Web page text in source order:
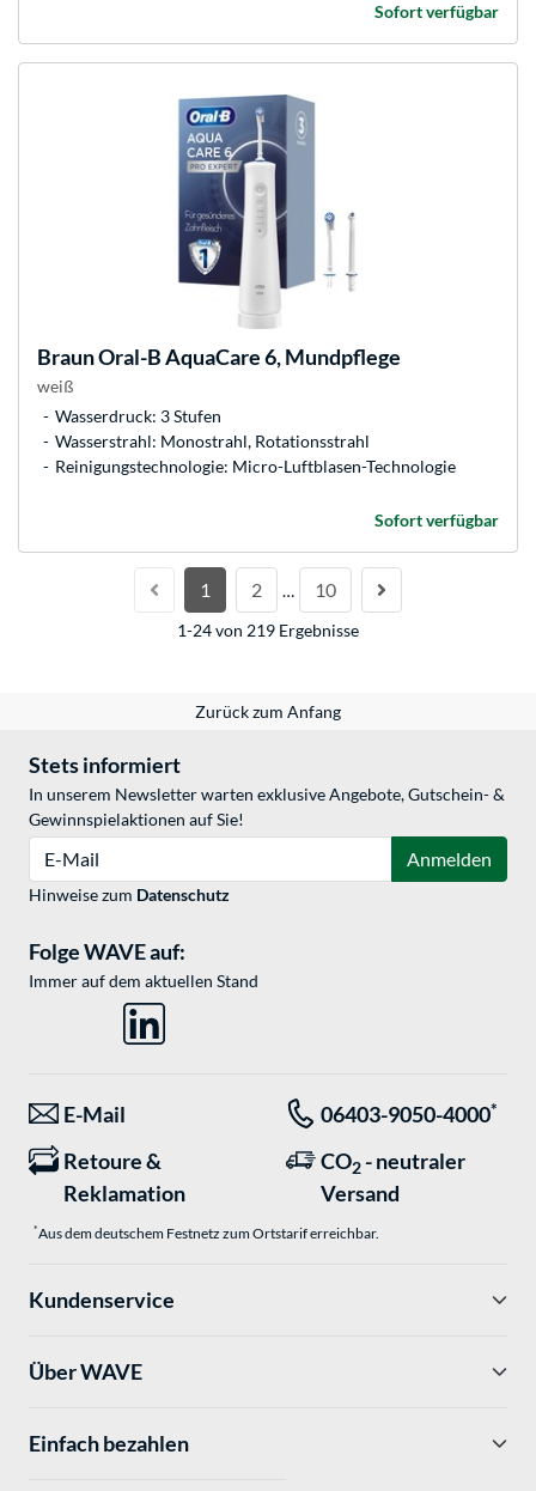
Sofort verfügbar
BraunOral-B AquaCare 6, Mundpflege
weiß
Wasserdruck: 3 Stufen
Wasserstrahl: Monostrahl, Rotationsstrahl
Reinigungstechnologie: Micro-Luftblasen-Technologie
Sofort verfügbar
1 2 … 10
1-24 von 219 Ergebnisse
Zurück zum Anfang
Stets informiert
In unserem Newsletter warten exklusive Angebote, Gutschein- &
Gewinnspielaktionen auf Sie!
Anmelden
Hinweise zum Datenschutz
Folge WAVE auf:
Immer auf dem aktuellen Stand
E-Mail 06403-9050-4000*
Retoure &
Reklamation
CO2 - neutraler
Versand
*Aus dem deutschem Festnetz zum Ortstarif erreichbar.
Kundenservice
Über WAVE
Einfach bezahlen